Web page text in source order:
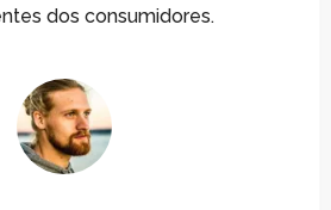
dos consumidores.